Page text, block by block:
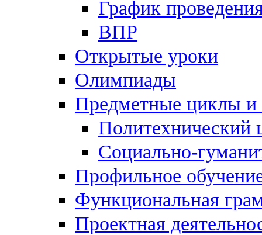
График
ВПР
Открытые уроки
Олимпиады
Предметные циклы и
Политехнический
Социально-
Профильное
Функциональная
Проектная